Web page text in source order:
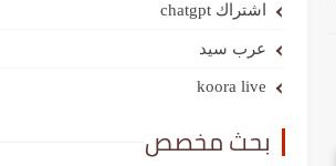
اشتراك chatgpt
عرب سيد
koora live
بحث مخصص